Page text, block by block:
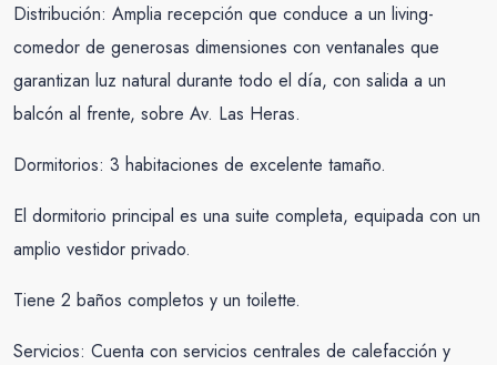
Distribución: Amplia recepción que conduce a un living-
comedor de generosas dimensiones con ventanales que
garantizan luz natural durante todo el día, con salida a un
balcón al frente, sobre Av. Las Heras.
Dormitorios: 3 habitaciones de excelente tamaño.
El dormitorio principal es una suite completa, equipada con un
amplio vestidor privado.
Tiene 2 baños completos y un toilette.
Servicios: Cuenta con servicios centrales de calefacción y